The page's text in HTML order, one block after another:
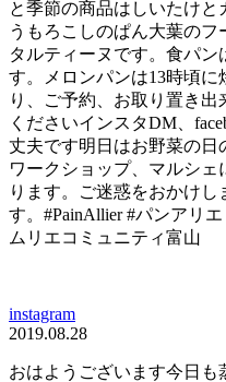
と季節の商品はしいたけと
うもろこしのぱん大葉の
タルティーヌです。食パン
す。メロンパンは13時頃に
り、ご予約、お取り置き
くださいインスタDM、
丈夫です明日はお野菜の日
ワークショップ、マルシ
ります。ご迷惑をおかけし
す。#PainAllier #パンアリ
ムリエコミュニティ富山
instagram
2019.08.28
おはようございます今日も